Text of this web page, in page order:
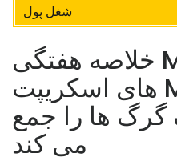
شغل پول
خلاصه هفتگی M&A: اسکریپت
های اسکریپت Medco ، جنگ
گرگ ها را جمع
می کند